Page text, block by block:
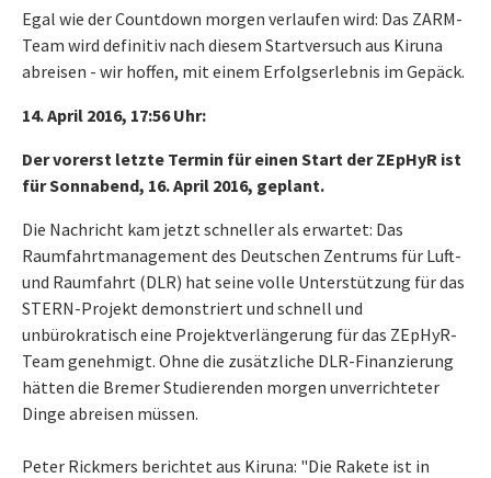
Egal wie der Countdown morgen verlaufen wird: Das ZARM-
Team wird definitiv nach diesem Startversuch aus Kiruna
abreisen - wir hoffen, mit einem Erfolgserlebnis im Gepäck.
14. April 2016, 17:56 Uhr:
Der vorerst letzte Termin für einen Start der ZEpHyR ist
für Sonnabend, 16. April 2016, geplant.
Die Nachricht kam jetzt schneller als erwartet: Das
Raumfahrtmanagement des Deutschen Zentrums für Luft-
und Raumfahrt (DLR) hat seine volle Unterstützung für das
STERN-Projekt demonstriert und schnell und
unbürokratisch eine Projektverlängerung für das ZEpHyR-
Team genehmigt. Ohne die zusätzliche DLR-Finanzierung
hätten die Bremer Studierenden morgen unverrichteter
Dinge abreisen müssen.
Peter Rickmers berichtet aus Kiruna: "Die Rakete ist in